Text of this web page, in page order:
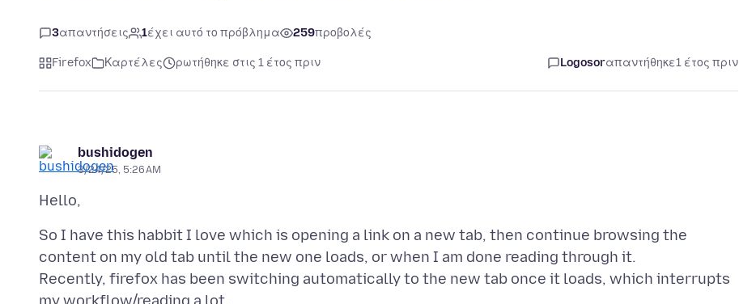
3απαντήσεις 1έχει αυτό το πρόβλημα 259προβολές
Firefox Καρτέλες ρωτήθηκε στις 1 έτος πριν Logosorαπαντήθηκε1 έτος πριν
bushidogen
3/24/25, 5:26 AM
So I have this habbit I love which is opening a link on a new tab, then continue browsing the
content on my old tab until the new one loads, or when I am done reading through it.
Recently, firefox has been switching automatically to the new tab once it loads, which interrupts